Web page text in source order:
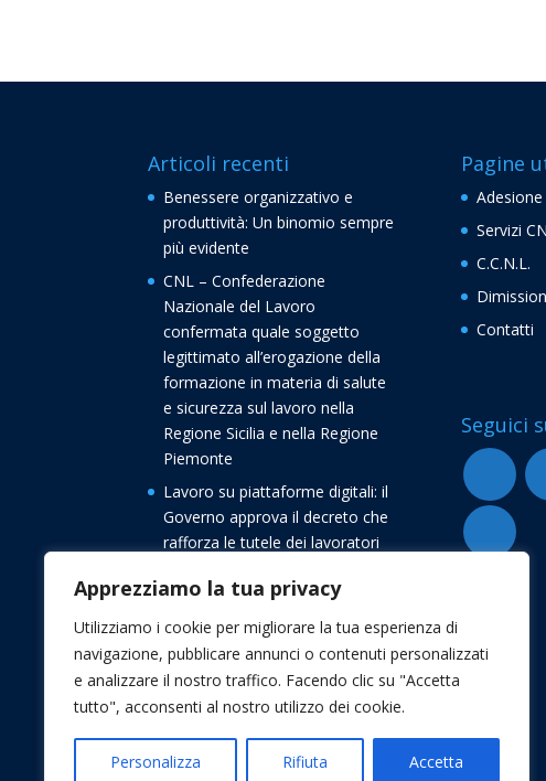
Apprezziamo la tua privacy
Utilizziamo i cookie per migliorare la tua esperienza di
navigazione, pubblicare annunci o contenuti personalizzati
e analizzare il nostro traffico. Facendo clic su "Accetta
tutto", acconsenti al nostro utilizzo dei cookie.
Personalizza Rifiuta Accetta
Articoli recenti
Benessere organizzativo e
produttività: Un binomio sempre
più evidente
CNL – Confederazione
Nazionale del Lavoro
confermata quale soggetto
legittimato all’erogazione della
formazione in materia di salute
e sicurezza sul lavoro nella
Regione Sicilia e nella Regione
Piemonte
Lavoro su piattaforme digitali: il
Governo approva il decreto che
rafforza le tutele dei lavoratori
Confederazione Nazionale del
Lavoro CNL
Transizione 5.0, avvio delle
comunicazioni di conferma degli
investimenti
Pagine
Adesione
Servizi
C.C.N.L.
Contatti
Seguici